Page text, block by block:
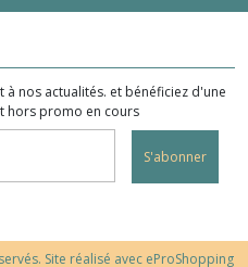
à nos actualités. et bénéficiez d'une
hors promo en cours
S'abonner
Site réalisé avec eProShopping